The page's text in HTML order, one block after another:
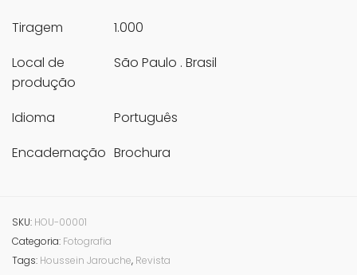
Tiragem
1.000
Local de
produção
São Paulo . Brasil
Idioma
Português
Encadernação Brochura
SKU: HOU-00001
Categoria: Fotografia
Tags: Houssein Jarouche, Revista